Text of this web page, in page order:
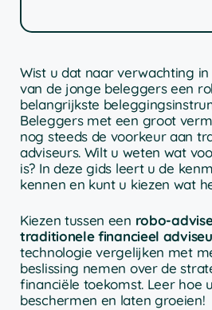
Wist u dat naar verwachting in
van de jonge beleggers een
belangrijkste
Beleggers met een groot
nog steeds de voorkeur aan
adviseurs. Wilt u weten wat
is? In deze gids leert u de
kennen en kunt u kiezen wat
Kiezen tussen een robo-
traditionele financieel
technologie vergelijken met
beslissing nemen over de
financiële toekomst. Leer hoe
beschermen en laten groeien!